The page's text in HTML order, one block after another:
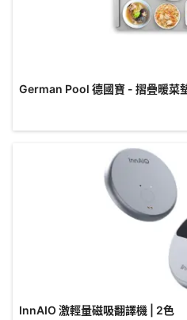
German Pool 德國寶 - 摺疊暖菜
InnAIO 激輕量磁吸翻譯機 | 2色